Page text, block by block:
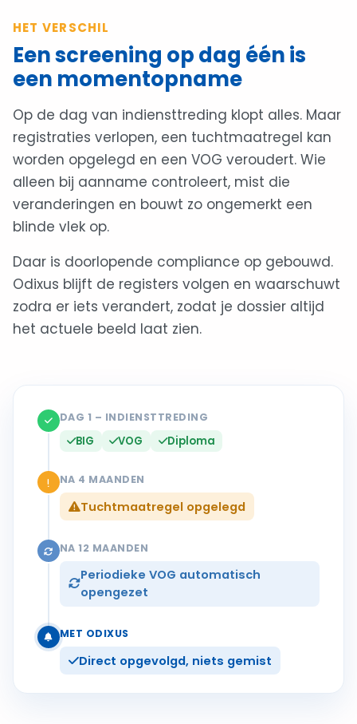
HET VERSCHIL
Een screening op dag één is
een momentopname
Op de dag van indiensttreding klopt alles. Maar
registraties verlopen, een tuchtmaatregel kan
worden opgelegd en een VOG veroudert. Wie
alleen bij aanname controleert, mist die
veranderingen en bouwt zo ongemerkt een
blinde vlek op.
Daar is doorlopende compliance op gebouwd.
Odixus blijft de registers volgen en waarschuwt
zodra er iets verandert, zodat je dossier altijd
het actuele beeld laat zien.
DAG 1 – INDIENSTTREDING
BIG VOG Diploma
NA 4 MAANDEN
Tuchtmaatregel opgelegd
NA 12 MAANDEN
Periodieke VOG automatisch
opengezet
MET ODIXUS
Direct opgevolgd, niets gemist